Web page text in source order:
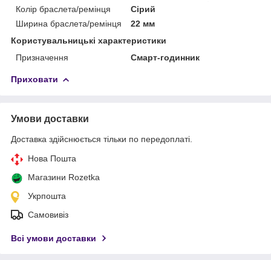
Колір браслета/ремінця
Сірий
Ширина браслета/ремінця
22 мм
Користувальницькі характеристики
Призначення
Смарт-годинник
Приховати
Умови доставки
Доставка здійснюється тільки по передоплаті.
Нова Пошта
Магазини Rozetka
Укрпошта
Самовивіз
Всі умови доставки